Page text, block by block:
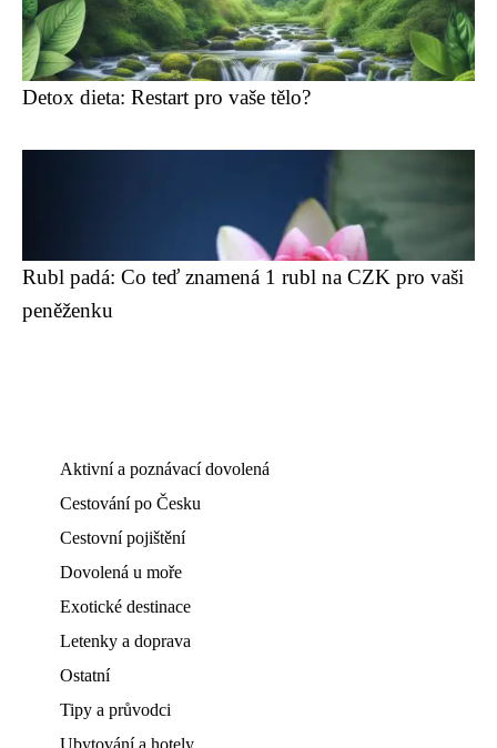
Detox dieta: Restart pro vaše tělo?
Rubl padá: Co teď znamená 1 rubl na CZK pro vaši
peněženku
Aktivní a poznávací dovolená
Cestování po Česku
Cestovní pojištění
Dovolená u moře
Exotické destinace
Letenky a doprava
Ostatní
Tipy a průvodci
Ubytování a hotely